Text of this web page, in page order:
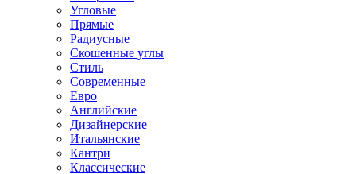
Угловые
Прямые
Радиусные
Скошенные углы
Стиль
Современные
Евро
Английские
Дизайнерские
Итальянские
Кантри
Классические